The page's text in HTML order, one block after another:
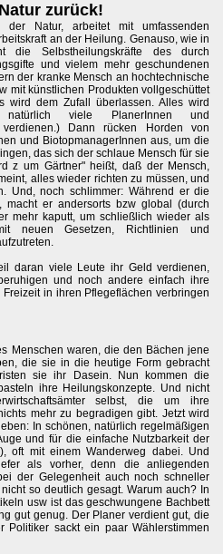
zurück!
der Natur, arbeitet mit umfassenden
an der Heilung. Genauso, wie in
die Selbstheilungskräfte des durch
und vielem mehr geschundenen
der kranke Mensch an hochtechnische
mit künstlichen Produkten vollgeschüttet
wird dem Zufall überlassen. Alles wird
viele PlanerInnen und
verdienen.) Dann rücken Horden von
und BiotopmanagerInnen aus, um die
das sich der schlaue Mensch für sie
z um Gärtner" heißt, daß der Mensch,
alles wieder richten zu müssen, und
Und, noch schlimmer: Während er die
macht er andersorts bzw global (durch
mehr kaputt, um schließlich wieder als
neuen Gesetzen, Richtlinien und
daran viele Leute ihr Geld verdienen,
und noch andere einfach ihre
in ihren Pflegeflächen verbringen
Menschen waren, die den Bächen jene
die sie in die heutige Form gebracht
sie ihr Dasein. Nun kommen die
ihre Heilungskonzepte. Und nicht
selbst, die um ihre
mehr zu begradigen gibt. Jetzt wird
In schönen, natürlich regelmäßigen
und für die einfache Nutzbarkeit der
oft mit einem Wanderweg dabei. Und
als vorher, denn die anliegenden
der Gelegenheit auch noch schneller
so deutlich gesagt. Warum auch? In
usw ist das geschwungene Bachbett
gut genug. Der Planer verdient gut, die
Politiker sackt ein paar Wählerstimmen